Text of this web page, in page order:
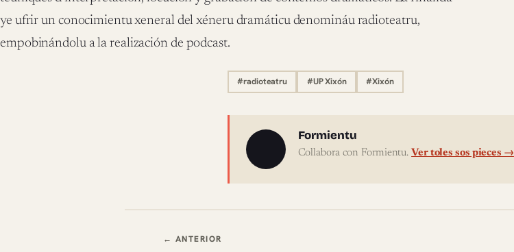
ye ufrir un conocimientu xeneral del xéneru dramáticu denomináu radioteatru,
empobinándolu a la realización de podcast.
#radioteatru #UP Xixón #Xixón
Sobre l'autor
Formientu
Collabora con Formientu.Ver toles sos pieces →
Navegación ente pieces
← ANTERIOR